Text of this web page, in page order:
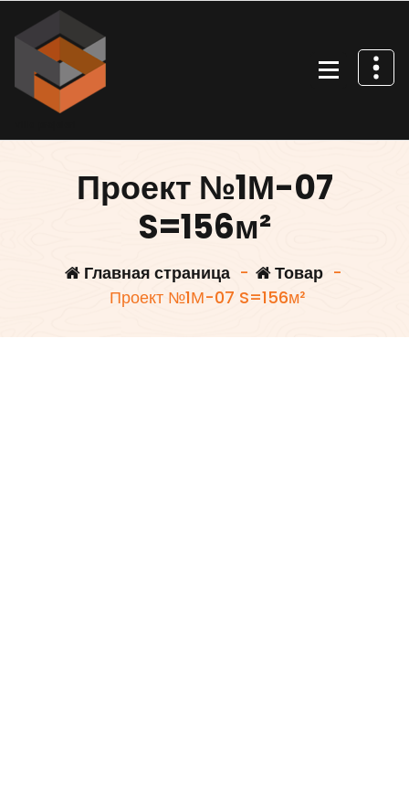
Перейти
содержимому
Проект №1М-07
S=156м²
Главная страница- Товар-
Проект №1М-07 S=156м²